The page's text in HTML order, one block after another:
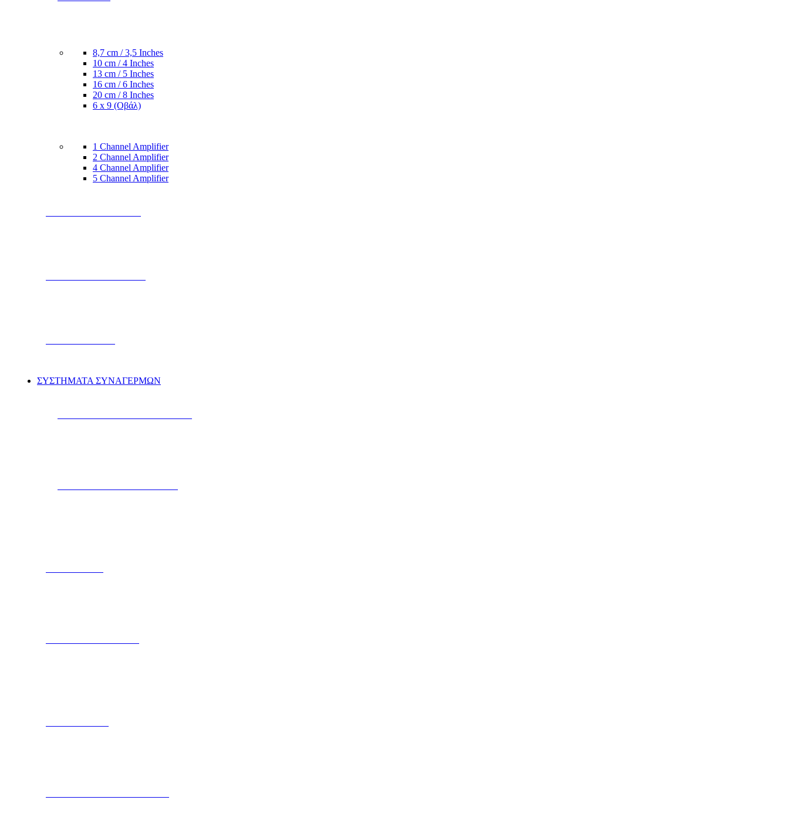
8,7 cm / 3,5 Inches
10 cm / 4 Inches
13 cm / 5 Inches
16 cm / 6 Inches
20 cm / 8 Inches
6 x 9 (Οβάλ)
1 Channel Amplifier
2 Channel Amplifier
4 Channel Amplifier
5 Channel Amplifier
ΣΥΣΤΗΜΑΤΑ ΣΥΝΑΓΕΡΜΩΝ